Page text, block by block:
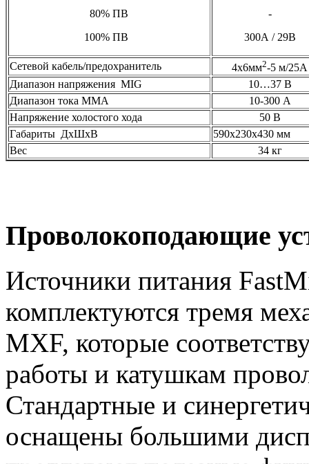
80% ПВ
100% ПВ
-
300А / 29В
Сетевой кабель/предохранитель 4х6мм2-5 м/25А
Диапазон напряжения MIG
10…37 В
Диапазон тока ММА
10-300 А
Напряжение холостого хода
50 В
Габариты ДхШхВ
590х230х430 мм
Вес
34 кг
Проволокоподающие
Источники питания
комплектуются тремя
MXF, которые
работы и катушкам
Стандартные и
оснащены большими